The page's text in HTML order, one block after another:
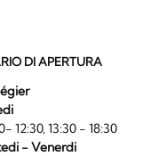
DI APERTURA
12:30, 13:30 - 18:30
- Venerdi